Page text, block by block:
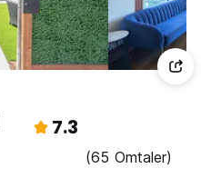
7.3
(65 Omtaler)